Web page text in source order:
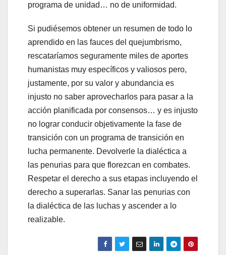
programa de unidad… no de uniformidad.
Si pudiésemos obtener un resumen de todo lo
aprendido en las fauces del quejumbrismo,
rescataríamos seguramente miles de aportes
humanistas muy específicos y valiosos pero,
justamente, por su valor y abundancia es
injusto no saber aprovecharlos para pasar a la
acción planificada por consensos… y es injusto
no lograr conducir objetivamente la fase de
transición con un programa de transición en
lucha permanente. Devolverle la dialéctica a
las penurias para que florezcan en combates.
Respetar el derecho a sus etapas incluyendo el
derecho a superarlas. Sanar las penurias con
la dialéctica de las luchas y ascender a lo
realizable.